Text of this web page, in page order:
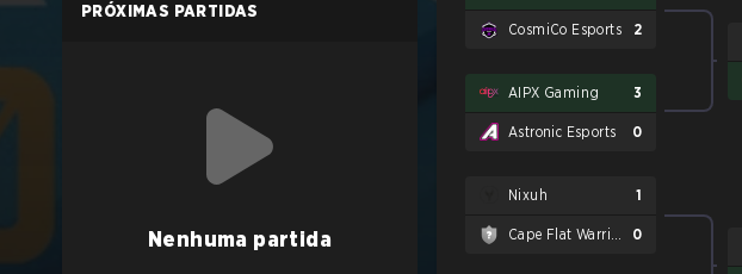
PRÓXIMAS PARTIDAS
Nenhuma partida
CosmiCo Esports 2
AIPX Gaming 3
Astronic Esports 0
Nixuh 1
0